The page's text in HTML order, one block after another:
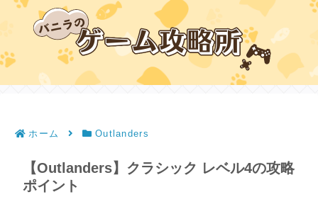
ホーム Outlanders
【Outlanders】クラシック レベル4の攻略
ポイント